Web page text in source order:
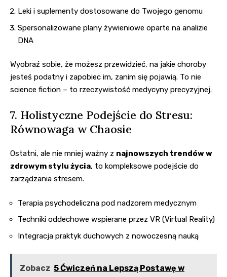
Leki i suplementy dostosowane do Twojego genomu
Spersonalizowane plany żywieniowe oparte na analizie
DNA
Wyobraź sobie, że możesz przewidzieć, na jakie choroby
jesteś podatny i zapobiec im, zanim się pojawią. To nie
science fiction – to rzeczywistość medycyny precyzyjnej.
7. Holistyczne Podejście do Stresu:
Równowaga w Chaosie
Ostatni, ale nie mniej ważny z najnowszych trendów w
zdrowym stylu życia, to kompleksowe podejście do
zarządzania stresem.
Terapia psychodeliczna pod nadzorem medycznym
Techniki oddechowe wspierane przez VR (Virtual Reality)
Integracja praktyk duchowych z nowoczesną nauką
Zobacz 5 Ćwiczeń na Lepszą Postawę w